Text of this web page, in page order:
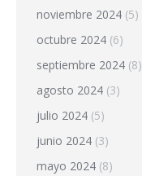
noviembre 2024 (5)
octubre 2024 (6)
septiembre 2024 (8)
agosto 2024 (3)
julio 2024 (5)
junio 2024 (3)
mayo 2024 (8)